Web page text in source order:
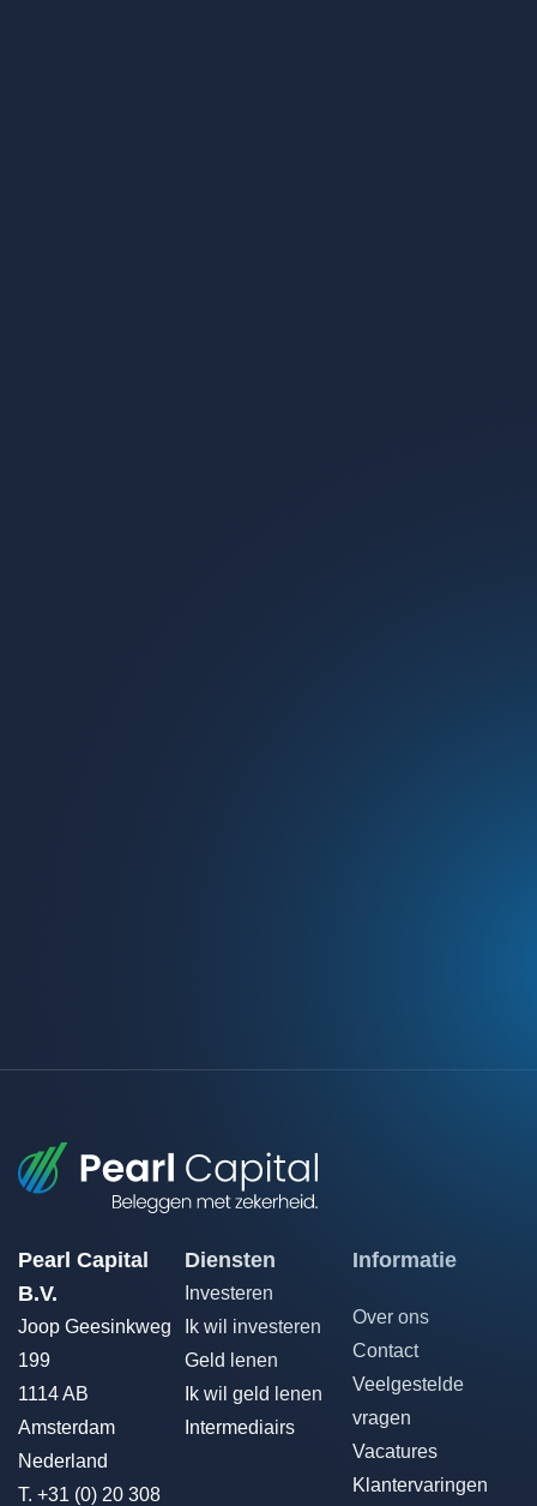
Pearl Capital
B.V.
Joop Geesinkweg
199
1114 AB
Amsterdam
Nederland
T. +31 (0) 20 308
Diensten
Investeren
Ik wil investeren
Geld lenen
Ik wil geld lenen
Intermediairs
Informatie
Over ons
Contact
Veelgestelde
vragen
Vacatures
Klantervaringen